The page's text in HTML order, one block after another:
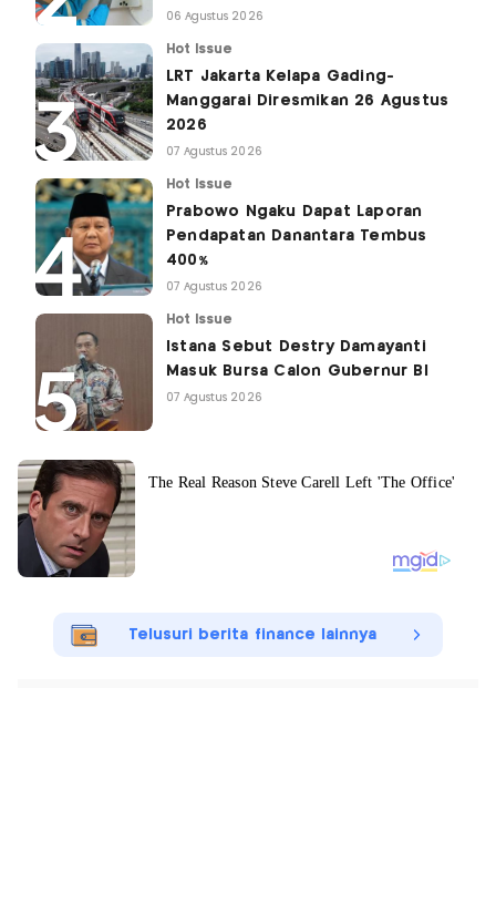
06 Agustus 2026
Hot Issue
LRT Jakarta Kelapa Gading-
Manggarai Diresmikan 26 Agustus
2026
07 Agustus 2026
Hot Issue
Prabowo Ngaku Dapat Laporan
Pendapatan Danantara Tembus
400%
07 Agustus 2026
Hot Issue
Istana Sebut Destry Damayanti
Masuk Bursa Calon Gubernur BI
07 Agustus 2026
Telusuri berita finance lainnya